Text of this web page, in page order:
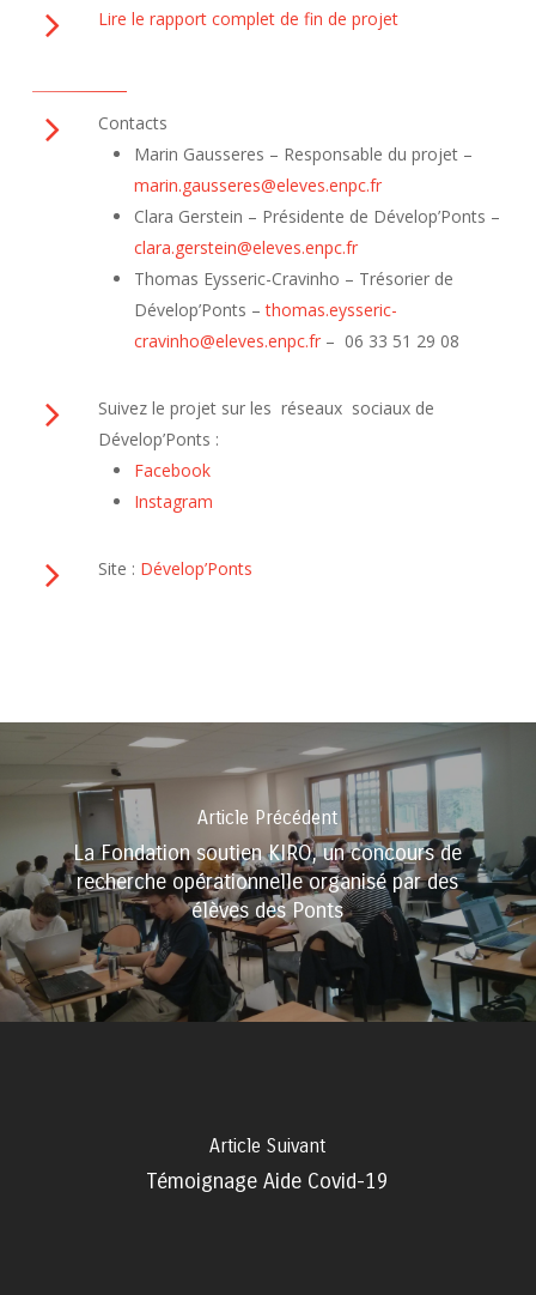
Lire le rapport complet de fin de projet
Contacts
Marin Gausseres – Responsable du projet –
marin.gausseres@eleves.enpc.fr
Clara Gerstein – Présidente de Dévelop’Ponts –
clara.gerstein@eleves.enpc.fr
Thomas Eysseric-Cravinho – Trésorier de
Dévelop’Ponts –thomas.eysseric-
cravinho@eleves.enpc.fr– 06 33 51 29 08
Suivez le projet sur les réseaux sociaux de
Dévelop’Ponts :
Facebook
Instagram
Site : Dévelop’Ponts
Article Précédent
La Fondation soutien KIRO, un concours de
recherche opérationnelle organisé par des
élèves des Ponts
Article Suivant
Témoignage Aide Covid-19